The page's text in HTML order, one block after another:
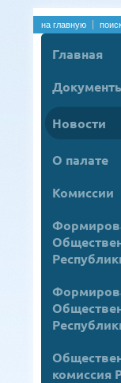
на главную
Главная
Новости
О палате
Комиссии
комиссия